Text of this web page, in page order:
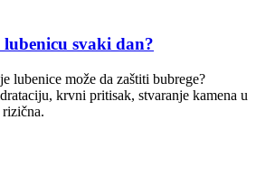
svaki dan?
lubenice može da zaštiti bubrege?
krvni pritisak, stvaranje kamena u